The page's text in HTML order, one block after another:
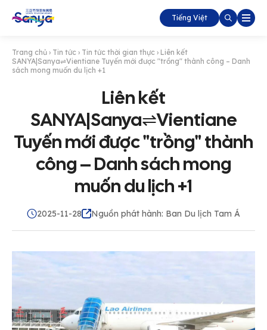
Tiếng Việt
Trang chủ › Tin tức › Tin tức thời gian thực › Liên kết
SANYA|Sanya⇌Vientiane Tuyến mới được "trồng" thành công – Danh
sách mong muốn du lịch +1
Liên kết
SANYA|Sanya⇌Vientiane
Tuyến mới được "trồng" thành
công – Danh sách mong
muốn du lịch +1
2025-11-28 Nguồn phát hành: Ban Du lịch Tam Á